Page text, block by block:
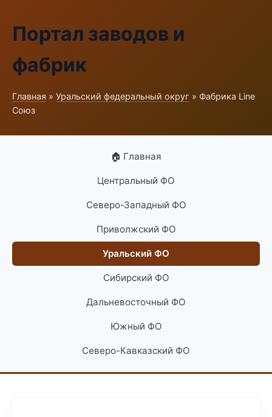
Портал заводов и
фабрик
Главная » Уральский федеральный округ » Фабрика Line
Союз
🏠 Главная
Центральный ФО
Северо-Западный ФО
Приволжский ФО
Уральский ФО
Сибирский ФО
Дальневосточный ФО
Южный ФО
Северо-Кавказский ФО